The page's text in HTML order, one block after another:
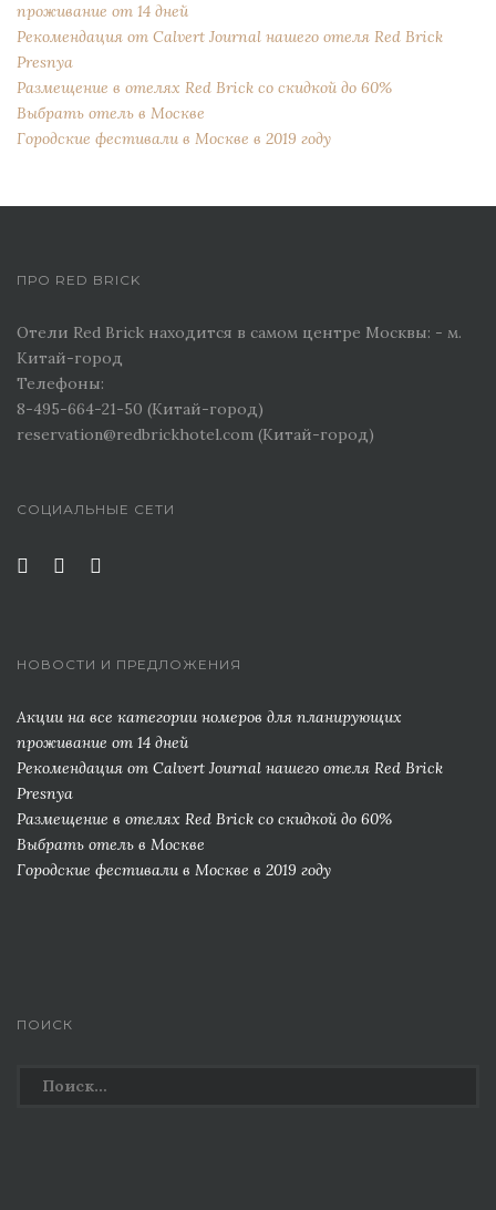
проживание от 14 дней
Рекомендация от Сalvert Journal нашего отеля Red Brick
Presnya
Размещение в отелях Red Brick со скидкой до 60%
Выбрать отель в Москве
Городские фестивали в Москве в 2019 году
ПРО RED BRICK
Отели Red Brick находится в самом центре Москвы: - м.
Китай-город
Телефоны:
8-495-664-21-50 (Китай-город)
reservation@redbrickhotel.com (Китай-город)
СОЦИАЛЬНЫЕ СЕТИ
НОВОСТИ И ПРЕДЛОЖЕНИЯ
Акции на все категории номеров для планирующих
проживание от 14 дней
Рекомендация от Сalvert Journal нашего отеля Red Brick
Presnya
Размещение в отелях Red Brick со скидкой до 60%
Выбрать отель в Москве
Городские фестивали в Москве в 2019 году
ПОИСК
Найти: